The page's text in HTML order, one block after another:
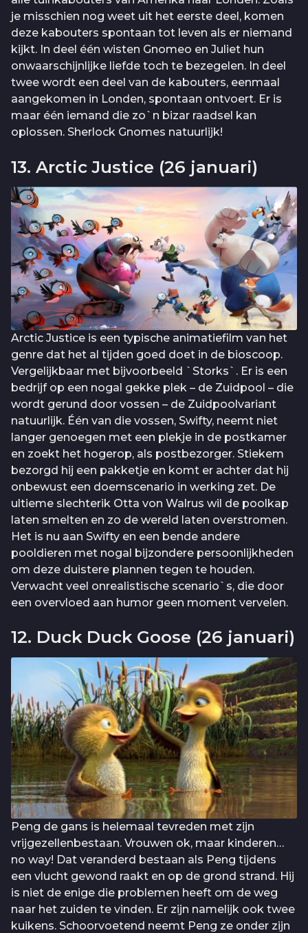
je misschien nog weet uit het eerste deel, komen
deze kabouters spontaan tot leven als er niemand
kijkt. In deel één wisten Gnomeo en Juliet hun
onwaarschijnlijke liefde toch te bezegelen. In deel
twee wordt een deel van de kabouters, eenmaal
aangekomen in Londen, spontaan ontvoert. Er is
maar één iemand die zo`n bizar raadsel kan
oplossen. Sherlock Gnomes natuurlijk!
13. Arctic Justice (26 januari)
Arctic Justice is een typische animatiefilm van het
genre dat het al tijden goed doet in de bioscoop.
Vergelijkbaar met bijvoorbeeld `Storks`. Er is een
bedrijf op een nogal gekke plek – de Zuidpool – die
wordt gerund door vossen – de Zuidpoolvariant
natuurlijk. Één van die vossen, Swifty, neemt niet
langer genoegen met een plekje in de postkamer
en zoekt het hogerop, als postbezorger. Stiekem
bezorgd hij een pakketje en komt er achter dat hij
onbewust een doemscenario in werking zet. De
ultieme slechterik Otta von Walrus wil de poolkap
laten smelten en zo de wereld laten overstromen.
Het is nu aan Swifty en een bende andere
pooldieren met nogal bijzondere persoonlijkheden
om deze duistere plannen tegen te houden.
Verwacht veel onrealistische scenario`s, die door
een overvloed aan humor geen moment vervelen.
12. Duck Duck Goose (26 januari)
Peng de gans is helemaal tevreden met zijn
vrijgezellenbestaan. Vrouwen ok, maar kinderen…
no way! Dat veranderd bestaan als Peng tijdens
een vlucht gewond raakt en op de grond strand. Hij
is niet de enige die problemen heeft om de weg
naar het zuiden te vinden. Er zijn namelijk ook twee
kuikens. Schoorvoetend neemt Peng ze onder zijn